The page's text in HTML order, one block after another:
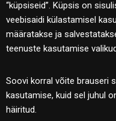
“küpsiseid”. Küpsis on
veebisaidi külastamisel
määratakse ja
teenuste kasutamise
Soovi korral võite brauseri
kasutamise, kuid sel juhul
häiritud.